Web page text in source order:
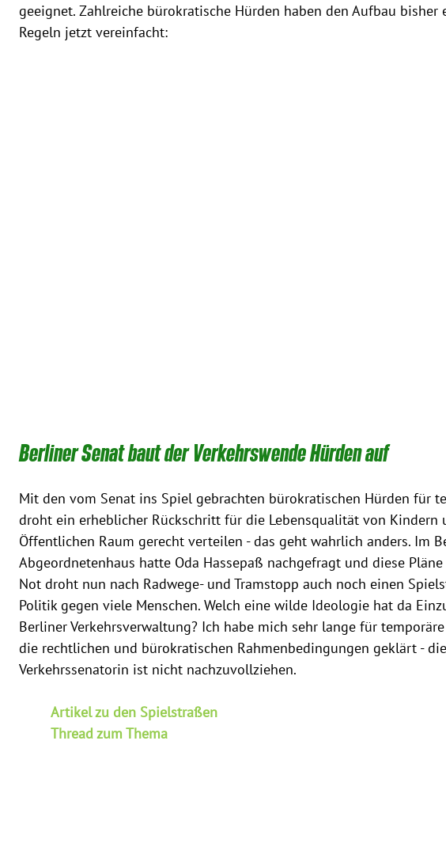
geeignet. Zahlreiche bürokratische Hürden haben den Aufbau bisher
Regeln jetzt vereinfacht:
Berliner Senat baut der Verkehrswende Hürden auf
Mit den vom Senat ins Spiel gebrachten bürokratischen Hürden für
droht ein erheblicher Rückschritt für die Lebensqualität von Kindern
Öffentlichen Raum gerecht verteilen - das geht wahrlich anders. Im
Abgeordnetenhaus hatte Oda Hassepaß nachgefragt und diese
Not droht nun nach Radwege- und Tramstopp auch noch einen
Politik gegen viele Menschen. Welch eine wilde Ideologie hat da
Berliner Verkehrsverwaltung? Ich habe mich sehr lange für
die rechtlichen und bürokratischen Rahmenbedingungen geklärt -
Verkehrssenatorin ist nicht nachzuvollziehen.
Artikel zu den Spielstraßen
Thread zum Thema